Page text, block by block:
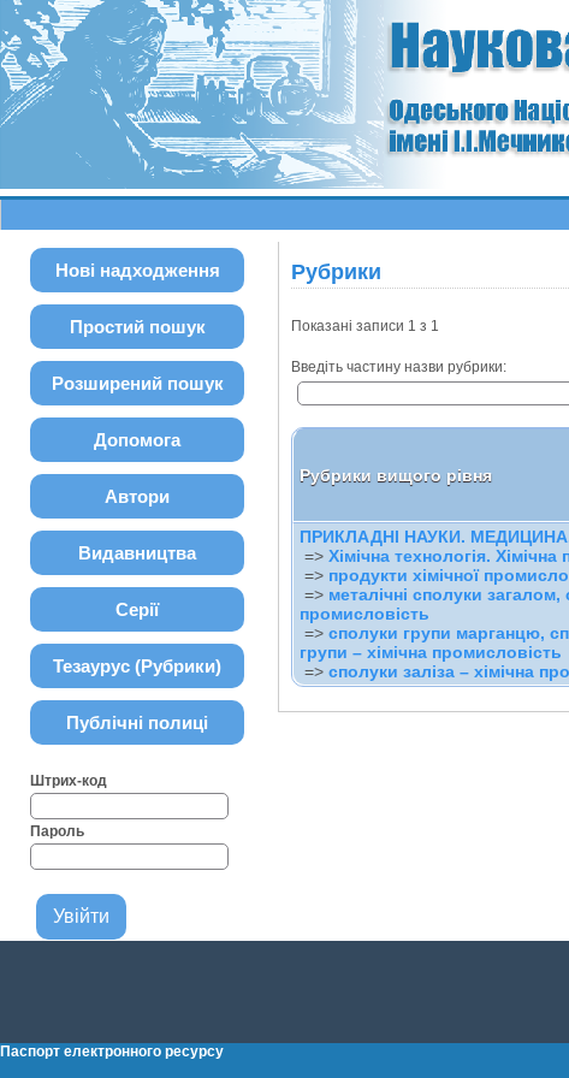
Нові надходження
Простий пошук
Розширений пошук
Допомога
Автори
Видавництва
Серії
Тезаурус (Рубрики)
Публічні полиці
Штрих-код
Пароль
Рубрики
Показані записи 1 з 1
Введіть частину назви рубрики:
Рубрики вищого рівня
ПРИКЛАДНІ НАУКИ.
=> Хімічна технологія.
=> продукти хімічної
=> металічні сполуки загалом,
промисловість
=> сполуки групи марганцю,
групи – хімічна промисловість
=> сполуки заліза – хімічна
Паспорт електронного ресурсу